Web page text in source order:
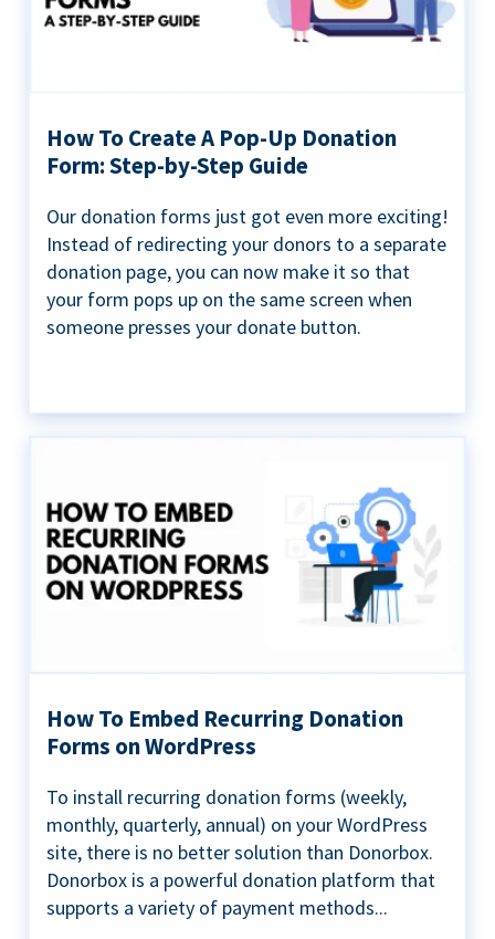
How To Create A Pop-Up Donation
Form: Step-by-Step Guide
Our donation forms just got even more exciting!
Instead of redirecting your donors to a separate
donation page, you can now make it so that
your form pops up on the same screen when
someone presses your donate button.
How To Embed Recurring Donation
Forms on WordPress
To install recurring donation forms (weekly,
monthly, quarterly, annual) on your WordPress
site, there is no better solution than Donorbox.
Donorbox is a powerful donation platform that
supports a variety of payment methods...